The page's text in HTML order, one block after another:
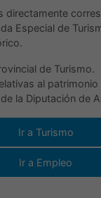
directamente
Especial de
de Turismo.
al
la Diputación de
Ir a Turismo
Ir a Empleo